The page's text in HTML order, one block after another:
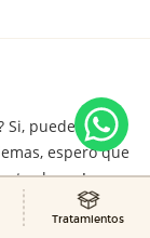
Si, puedes
espero que
luego!
Tratamientos